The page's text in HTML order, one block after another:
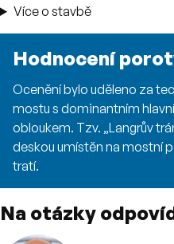
Více o stavbě
Hodnocení
Ocenění bylo uděleno za
mostu s dominantním
obloukem. Tzv. „Langrův
deskou umístěn na mostní
tratí.
Na otázky